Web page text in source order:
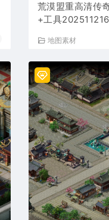
荒漠盟重高清传
+工具202511216
地图素材